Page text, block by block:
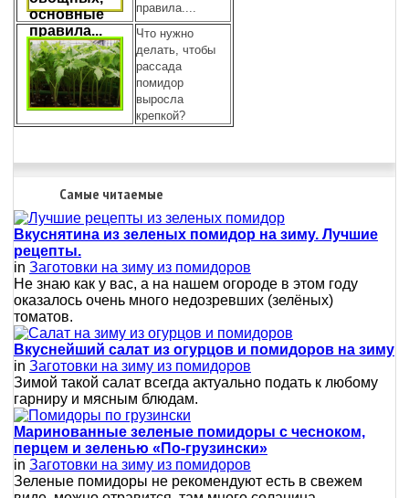
правила....
Что нужно
делать, чтобы
рассада
помидор
выросла
крепкой?
Самые читаемые
Вкуснятина из зеленых помидор на зиму. Лучшие
рецепты.
in Заготовки на зиму из помидоров
Не знаю как у вас, а на нашем огороде в этом году
оказалось очень много недозревших (зелёных)
томатов.
Вкуснейший салат из огурцов и помидоров на зиму
in Заготовки на зиму из помидоров
Зимой такой салат всегда актуально подать к любому
гарниру и мясным блюдам.
Маринованные зеленые помидоры с чесноком,
перцем и зеленью «По-грузински»
in Заготовки на зиму из помидоров
Зеленые помидоры не рекомендуют есть в свежем